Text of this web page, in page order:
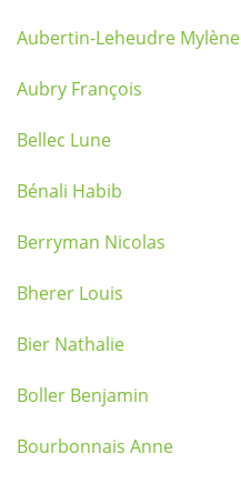
Aubertin-Leheudre Mylène
Aubry François
Bellec Lune
Bénali Habib
Berryman Nicolas
Bherer Louis
Bier Nathalie
Boller Benjamin
Bourbonnais Anne